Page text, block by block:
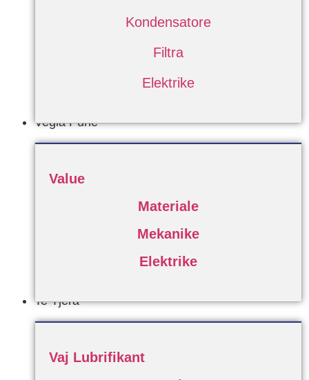
Kondensatore
Filtra
Elektrike
Vegla Pune
Value
Materiale
Mekanike
Elektrike
Te Tjera
Vaj Lubrifikant